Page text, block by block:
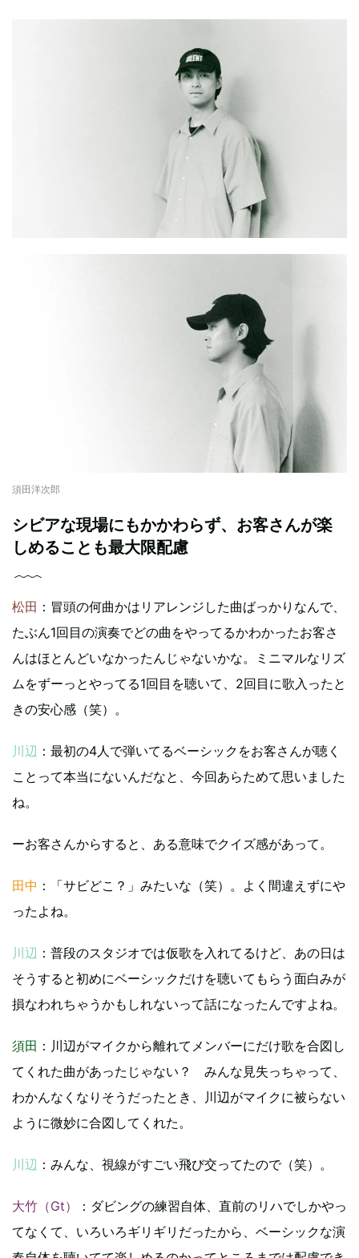
須田洋次郎
シビアな現場にもかかわらず、お客さんが楽
しめることも最大限配慮
松田 ：冒頭の何曲かはリアレンジした曲ばっかりなんで、
たぶん1回目の演奏でどの曲をやってるかわかったお客さ
んはほとんどいなかったんじゃないかな。ミニマルなリズ
ムをずーっとやってる1回目を聴いて、2回目に歌入ったと
きの安心感（笑）。
川辺 ：最初の4人で弾いてるベーシックをお客さんが聴く
ことって本当にないんだなと、今回あらためて思いました
ね。
ーお客さんからすると、ある意味でクイズ感があって。
田中 ：「サビどこ？」みたいな（笑）。よく間違えずにや
ったよね。
川辺 ：普段のスタジオでは仮歌を入れてるけど、あの日は
そうすると初めにベーシックだけを聴いてもらう面白みが
損なわれちゃうかもしれないって話になったんですよね。
須田 ：川辺がマイクから離れてメンバーにだけ歌を合図し
てくれた曲があったじゃない？ みんな見失っちゃって、
わかんなくなりそうだったとき、川辺がマイクに被らない
ように微妙に合図してくれた。
川辺 ：みんな、視線がすごい飛び交ってたので（笑）。
大竹（Gt）
：ダビングの練習自体、直前のリハでしかやっ
てなくて、いろいろギリギリだったから、ベーシックな演